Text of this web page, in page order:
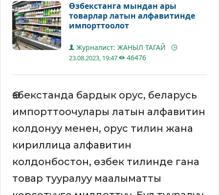
Өзбекстанга мындан ары
товарлар латын алфавитинде
импорттоолот
Журналист: ЖАНЫЛ ТАГАЙ
23.08.2023, 19:47 46476
Өзбекстанда бардык орус, беларусь
импорттоочулары латын алфавитин
колдонуу менен, орус тилин жана
кириллица алфавитин
колдонбостон, өзбек тилинде гана
товар тууралуу маалыматты